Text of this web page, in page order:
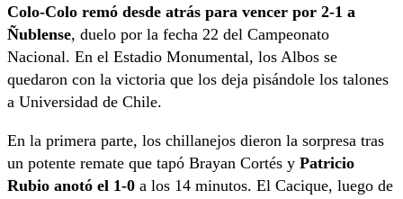
Colo-Colo remó desde atrás para vencer por 2-1 a
Ñublense, duelo por la fecha 22 del Campeonato
Nacional. En el Estadio Monumental, los Albos se
quedaron con la victoria que los deja pisándole los talones
a Universidad de Chile.
En la primera parte, los chillanejos dieron la sorpresa tras
un potente remate que tapó Brayan Cortés y Patricio
Rubio anotó el 1-0 a los 14 minutos. El Cacique, luego de